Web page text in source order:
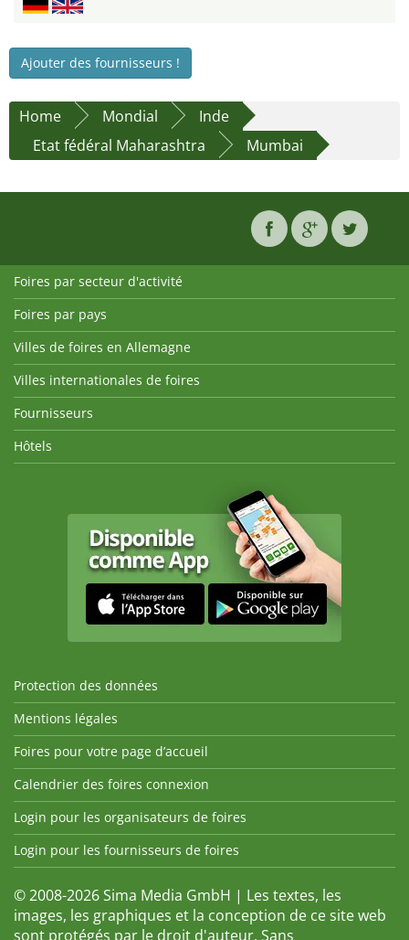
Ajouter des fournisseurs !
Home Mondial
Inde
Etat fédéral Maharashtra
Mumbai
Foires par secteur d'activité
Foires par pays
Villes de foires en Allemagne
Villes internationales de foires
Fournisseurs
Hôtels
Protection des données
Mentions légales
Foires pour votre page d’accueil
Calendrier des foires connexion
Login pour les organisateurs de foires
Login pour les fournisseurs de foires
© 2008-2026 Sima Media GmbH | Les textes, les
images, les graphiques et la conception de ce site web
sont protégés par le droit d'auteur. Sans